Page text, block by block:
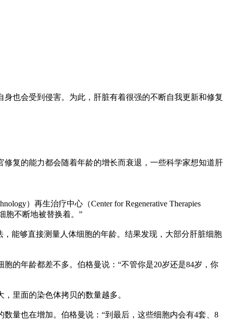
也会受到侵害。为此，肝脏有着很强的不断自我更新和修复
复的能力都会随着年龄的增长而衰退，一些科学家想知道肝
）再生治疗中心（Center for Regenerative Therapies
胞不断地被替换着。”
能够直接测量人体细胞的年龄。结果发现，大部分肝脏细胞
的年龄都差不多。伯格曼说：“不管你是20岁还是84岁，你
里面的染色体拷贝的数量越多。
量也在增加。伯格曼说：“到最后，这些细胞内会有4套、8